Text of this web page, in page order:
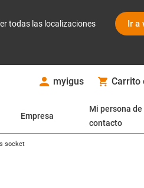
todas las localizaciones Ir a
myigus Carrito
Empresa
Mi persona de
contacto
socket